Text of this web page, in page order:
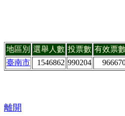
地區別 選舉人數 投票數 有效票數
臺南市
1546862 990204
離開